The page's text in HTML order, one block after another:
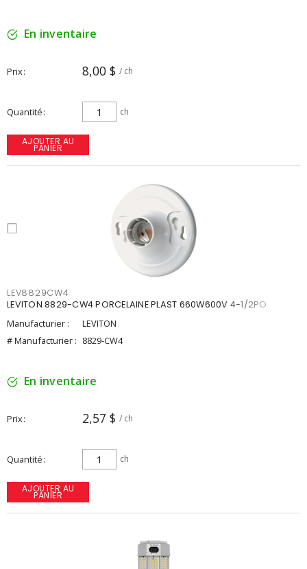
En inventaire
Prix 8,00 $ / ch
Quantité ch
AJOUTER AU
PANIER
LEV8829CW4
LEVITON 8829-CW4 PORCELAINE PLAST 660W600V 4-1/2PO
Manufacturier :
LEVITON
# Manufacturier : 8829-CW4
En inventaire
Prix 2,57 $ / ch
Quantité ch
AJOUTER AU
PANIER